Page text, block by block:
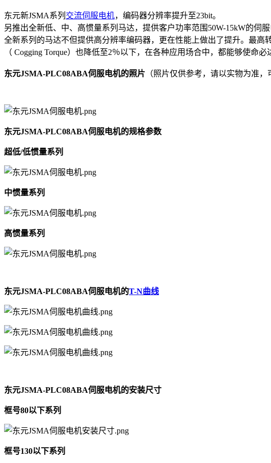
东元新JSMA系列 交流伺服电机，编码器分辨率提升至23bit。
另推出全新低、中、高惯量系列马达，提供客户功率范围50W-15kW的伺服
全新系列的马达不但提供高分辨率编码器，更在性能上做出了提升。最高
（ Cogging Torque）也降低至2％以下，在各种应用场合中，都能够使命必
东元JSMA-PLC08ABA伺服电机的照片 （照片仅供参考，请以实物为准，
东元JSMA-PLC08ABA伺服电机的规格参数
超低/低惯量系列
中惯量系列
高惯量系列
东元JSMA-PLC08ABA伺服电机的T-N曲线
东元JSMA-PLC08ABA伺服电机的安装尺寸
框号80以下系列
框号130以下系列